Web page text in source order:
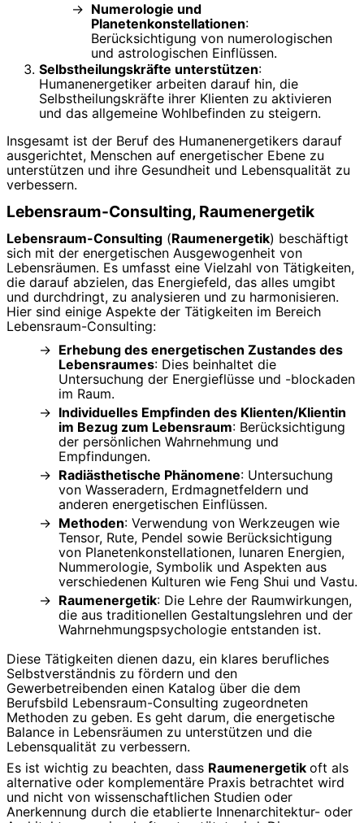
Numerologie und
Planetenkonstellationen:
Berücksichtigung von numerologischen
und astrologischen Einflüssen.
Selbstheilungskräfte unterstützen:
Humanenergetiker arbeiten darauf hin, die
Selbstheilungskräfte ihrer Klienten zu aktivieren
und das allgemeine Wohlbefinden zu steigern.
Insgesamt ist der Beruf des Humanenergetikers darauf
ausgerichtet, Menschen auf energetischer Ebene zu
unterstützen und ihre Gesundheit und Lebensqualität zu
verbessern.
Lebensraum-Consulting, Raumenergetik
Lebensraum-Consulting (Raumenergetik) beschäftigt
sich mit der energetischen Ausgewogenheit von
Lebensräumen. Es umfasst eine Vielzahl von Tätigkeiten,
die darauf abzielen, das Energiefeld, das alles umgibt
und durchdringt, zu analysieren und zu harmonisieren.
Hier sind einige Aspekte der Tätigkeiten im Bereich
Lebensraum-Consulting:
Erhebung des energetischen Zustandes des
Lebensraumes: Dies beinhaltet die
Untersuchung der Energieflüsse und -blockaden
im Raum.
Individuelles Empfinden des Klienten/Klientin
im Bezug zum Lebensraum: Berücksichtigung
der persönlichen Wahrnehmung und
Empfindungen.
Radiästhetische Phänomene: Untersuchung
von Wasseradern, Erdmagnetfeldern und
anderen energetischen Einflüssen.
Methoden: Verwendung von Werkzeugen wie
Tensor, Rute, Pendel sowie Berücksichtigung
von Planetenkonstellationen, lunaren Energien,
Nummerologie, Symbolik und Aspekten aus
verschiedenen Kulturen wie Feng Shui und Vastu.
Raumenergetik: Die Lehre der Raumwirkungen,
die aus traditionellen Gestaltungslehren und der
Wahrnehmungspsychologie entstanden ist.
Diese Tätigkeiten dienen dazu, ein klares berufliches
Selbstverständnis zu fördern und den
Gewerbetreibenden einen Katalog über die dem
Berufsbild Lebensraum-Consulting zugeordneten
Methoden zu geben. Es geht darum, die energetische
Balance in Lebensräumen zu unterstützen und die
Lebensqualität zu verbessern.
Es ist wichtig zu beachten, dass Raumenergetik oft als
alternative oder komplementäre Praxis betrachtet wird
und nicht von wissenschaftlichen Studien oder
Anerkennung durch die etablierte Innenarchitektur- oder